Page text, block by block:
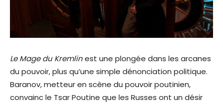
Le Mage du Kremlinest une plongée dans les arcanes
du pouvoir, plus qu’une simple dénonciation politique.
Baranov, metteur en scène du pouvoir poutinien,
convainc le Tsar Poutine que les Russes ont un désir